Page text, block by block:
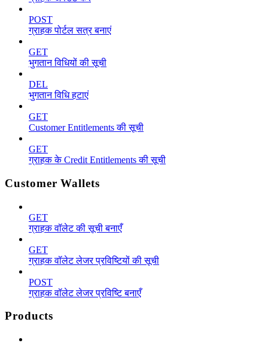
POST
ग्राहक पोर्टल सत्र बनाएं
GET
भुगतान विधियों की सूची
DEL
भुगतान विधि हटाएं
GET
Customer Entitlements की सूची
GET
ग्राहक के Credit Entitlements की सूची
Customer Wallets
GET
ग्राहक वॉलेट की सूची बनाएँ
GET
ग्राहक वॉलेट लेजर प्रविष्टियों की सूची
POST
ग्राहक वॉलेट लेजर प्रविष्टि बनाएँ
Products